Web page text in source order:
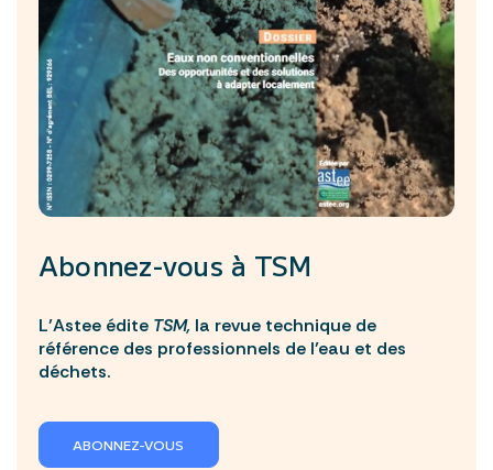
Abonnez-vous à TSM
L’Astee édite TSM, la revue technique de
référence des professionnels de l’eau et des
déchets.
ABONNEZ-VOUS